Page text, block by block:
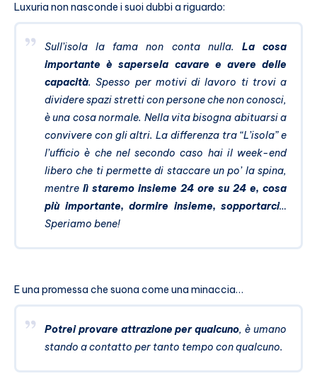
Luxuria non nasconde i suoi dubbi a riguardo:
Sull’isola la fama non conta nulla. La cosa
importante è sapersela cavare e avere delle
capacità. Spesso per motivi di lavoro ti trovi a
dividere spazi stretti con persone che non conosci,
è una cosa normale. Nella vita bisogna abituarsi a
convivere con gli altri. La differenza tra “L’isola” e
l’ufficio è che nel secondo caso hai il week-end
libero che ti permette di staccare un po’ la spina,
mentre lì staremo insieme 24 ore su 24 e, cosa
più importante, dormire insieme, sopportarci…
Speriamo bene!
E una promessa che suona come una minaccia…
Potrei provare attrazione per qualcuno, è umano
stando a contatto per tanto tempo con qualcuno.